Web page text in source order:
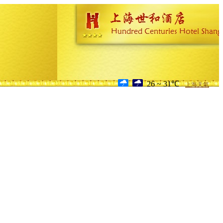
26 ~ 31℃ 上海天氣